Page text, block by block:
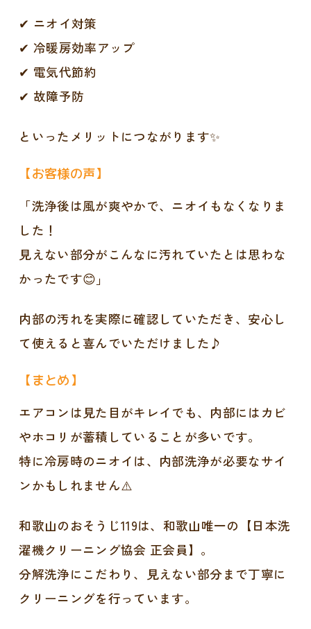
✔ ニオイ対策
✔ 冷暖房効率アップ
✔ 電気代節約
✔ 故障予防
といったメリットにつながります✨
【お客様の声】
「洗浄後は風が爽やかで、ニオイもなくなりま
した！
見えない部分がこんなに汚れていたとは思わな
かったです😊」
内部の汚れを実際に確認していただき、安心し
て使えると喜んでいただけました♪
【まとめ】
エアコンは見た目がキレイでも、内部にはカビ
やホコリが蓄積していることが多いです。
特に冷房時のニオイは、内部洗浄が必要なサイ
ンかもしれません⚠️
和歌山のおそうじ119は、和歌山唯一の【日本洗
濯機クリーニング協会 正会員】。
分解洗浄にこだわり、見えない部分まで丁寧に
クリーニングを行っています。